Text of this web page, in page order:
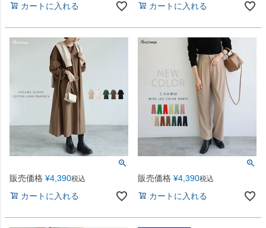
カートに入れる カートに入れる
販売価格 ¥4,390税込
カートに入れる
販売価格 ¥4,390税込
カートに入れる